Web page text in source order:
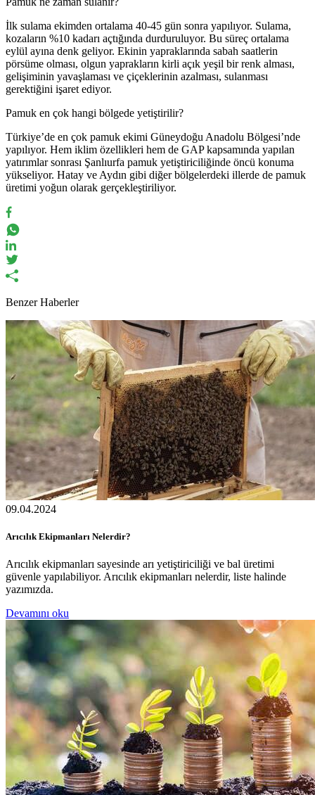
İlk sulama ekimden ortalama 40-45 gün sonra yapılıyor. Sulama,
kozaların %10 kadarı açtığında durduruluyor. Bu süreç ortalama
eylül ayına denk geliyor. Ekinin yapraklarında sabah saatlerin
pörsüme olması, olgun yaprakların kirli açık yeşil bir renk alması,
gelişiminin yavaşlaması ve çiçeklerinin azalması, sulanması
gerektiğini işaret ediyor.
Pamuk en çok hangi bölgede yetiştirilir?
Türkiye’de en çok pamuk ekimi Güneydoğu Anadolu Bölgesi’nde
yapılıyor. Hem iklim özellikleri hem de GAP kapsamında yapılan
yatırımlar sonrası Şanlıurfa pamuk yetiştiriciliğinde öncü konuma
yükseliyor. Hatay ve Aydın gibi diğer bölgelerdeki illerde de pamuk
üretimi yoğun olarak gerçekleştiriliyor.
Benzer Haberler
09.04.2024
Arıcılık Ekipmanları Nelerdir?
Arıcılık ekipmanları sayesinde arı yetiştiriciliği ve bal üretimi
güvenle yapılabiliyor. Arıcılık ekipmanları nelerdir, liste halinde
yazımızda.
Devamını oku